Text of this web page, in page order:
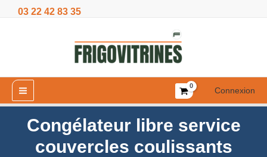
03 22 42 83 35
Connexion
Congélateur libre service
couvercles coulissants
couvercles
11-
R2